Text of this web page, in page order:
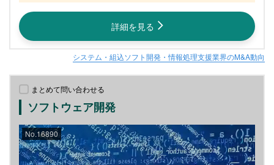
詳細を見る
システム・組込ソフト開発・情報処理支援業界のM&A動向
まとめて問い合わせる
ソフトウェア開発
No.16890